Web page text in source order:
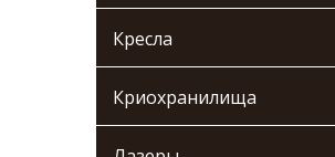
Кресла
Криохранилища